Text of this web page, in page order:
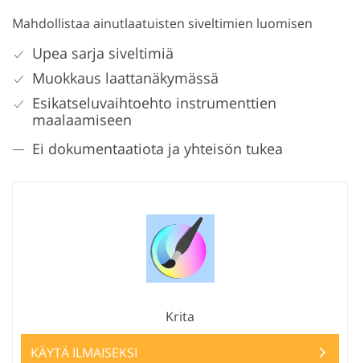
Mahdollistaa ainutlaatuisten siveltimien luomisen
Upea sarja siveltimiä
Muokkaus laattanäkymässä
Esikatseluvaihtoehto instrumenttien
maalaamiseen
Ei dokumentaatiota ja yhteisön tukea
Krita
KÄYTÄ ILMAISEKSI